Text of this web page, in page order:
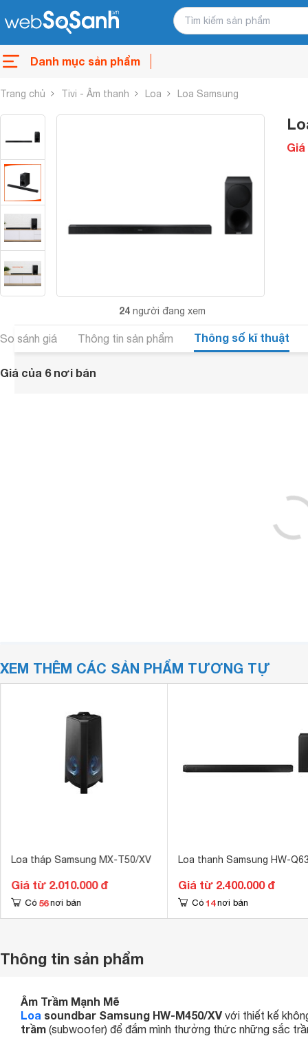
Danh mục sản phẩm
Trang chủ Tivi - Âm thanh Loa Loa Samsung
24 người đang xem
Giá
So sánh giá Thông tin sản phẩm Thông số kĩ thuật
Giá của 6 nơi bán
XEM THÊM CÁC SẢN PHẨM TƯƠNG TỰ
Loa tháp Samsung MX-T50/XV
Giá từ 2.010.000 đ
Có 56 nơi bán
Loa thanh Samsung HW-
Giá từ 2.400.000 đ
Có 14 nơi bán
Thông tin sản phẩm
Âm Trầm Mạnh Mẽ
Loa soundbar Samsung HW-M450/XV với thiết kế
trầm (subwoofer) để đắm mình thưởng thức những sắc